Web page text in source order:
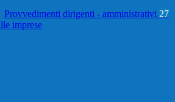
Provvedimenti dirigenti - amministrativi 27
imprese